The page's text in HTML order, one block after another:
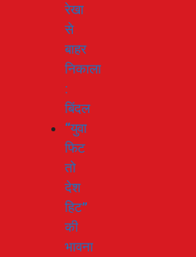
रेखा
से
बाहर
निकाला
:
बिंदल
“युवा
फिट
तो
देश
हिट”
की
भावना